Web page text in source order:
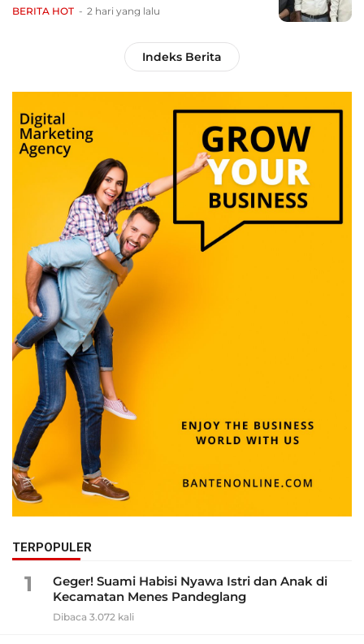
BERITA HOT 2 hari yang lalu
Indeks Berita
TERPOPULER
1
Geger! Suami Habisi Nyawa Istri dan Anak di
Kecamatan Menes Pandeglang
Dibaca 3.072 kali